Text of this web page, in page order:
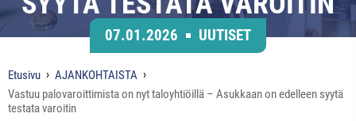
07.01.2026 UUTISET
Etusivu
AJANKOHTAISTA
Vastuu palovaroittimista on nyt taloyhtiöillä – Asukkaan on edelleen syytä
testata varoitin